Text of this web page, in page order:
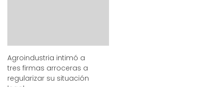
Agroindustria intimó a
tres firmas arroceras a
regularizar su situación